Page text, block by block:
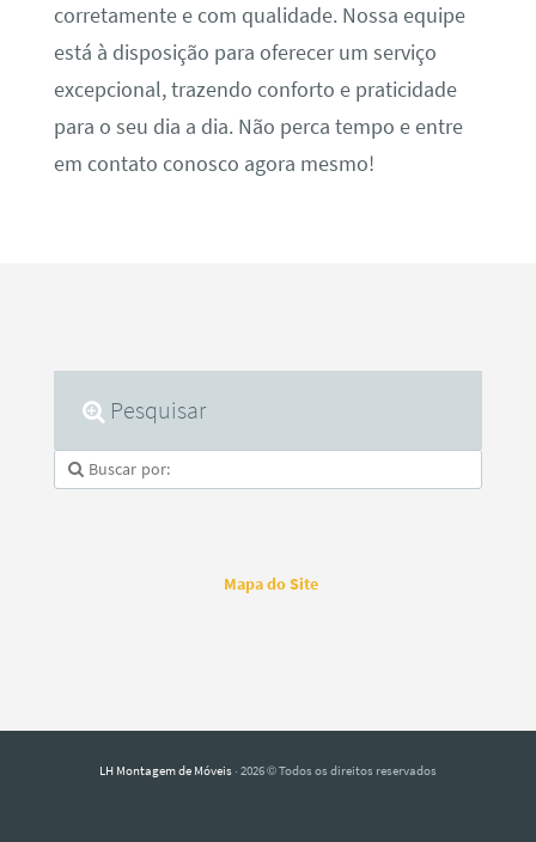
corretamente e com qualidade. Nossa equipe
está à disposição para oferecer um serviço
excepcional, trazendo conforto e praticidade
para o seu dia a dia. Não perca tempo e entre
em contato conosco agora mesmo!
Pesquisar
Mapa do Site
LH Montagem de Móveis · 2026 © Todos os direitos reservados